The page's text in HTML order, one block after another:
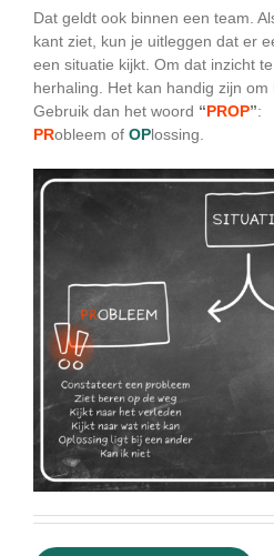
Dat geldt ook binnen een team.
kant ziet, kun je uitleggen dat er
een situatie kijkt. Om dat inzicht
herhaling. Het kan handig zijn om
Gebruik dan het woord “PROP”:
PRobleem of OPlossing.